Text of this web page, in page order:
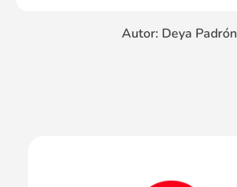
Autor: Deya Padrón